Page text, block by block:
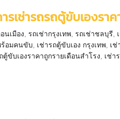
ช่ารถรถตู้ขับเองราค
นเมือง รถเช่ากรุงเทพ รถเช่าชลบุรี
ร้อมคนขับ เช่ารถตู้ขับเอง กรุงเทพ เช่
ตู้ขับเองราคาถูกรายเดือนสำโรง เช่า